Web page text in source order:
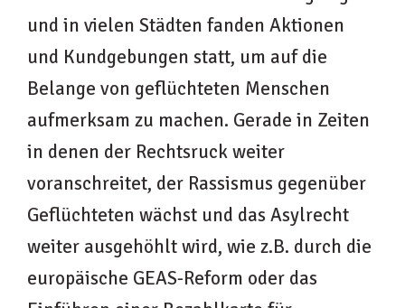
und in vielen Städten fanden Aktionen
und Kundgebungen statt, um auf die
Belange von geflüchteten Menschen
aufmerksam zu machen. Gerade in Zeiten
in denen der Rechtsruck weiter
voranschreitet, der Rassismus gegenüber
Geflüchteten wächst und das Asylrecht
weiter ausgehöhlt wird, wie z.B. durch die
europäische GEAS-Reform oder das